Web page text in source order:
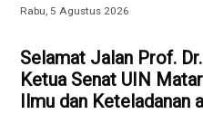
Rabu, 5 Agustus 2026
Selamat Jalan Prof.
Ketua Senat UIN
Ilmu dan Keteladanan